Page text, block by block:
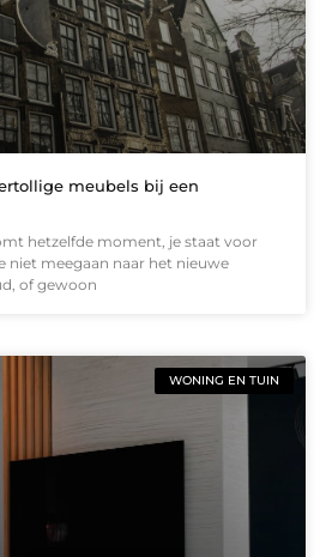
meubels bij een
hetzelfde moment, je staat voor
niet meegaan naar het nieuwe
of gewoon
WONING EN TUIN